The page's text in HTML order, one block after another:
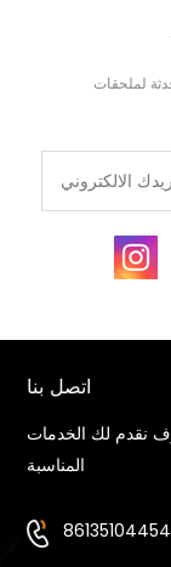
أكثر
لملحقات
اتصل بنا
نقدم لك الخدمات
المناسبة